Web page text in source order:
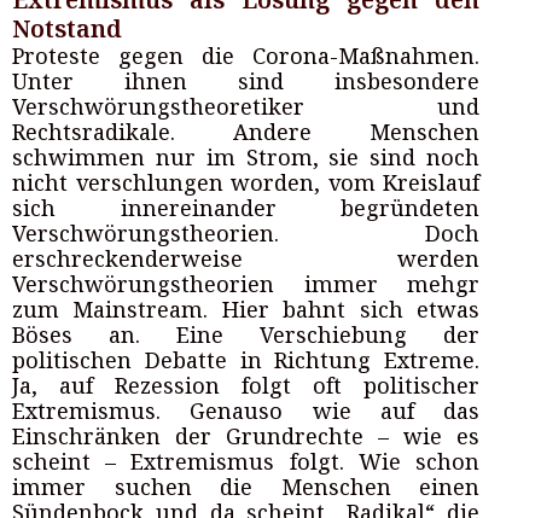
Notstand
Proteste gegen die Corona-Maßnahmen.
Unter ihnen sind insbesondere
Verschwörungstheoretiker und
Rechtsradikale. Andere Menschen
schwimmen nur im Strom, sie sind noch
nicht verschlungen worden, vom Kreislauf
sich innereinander begründeten
Verschwörungstheorien. Doch
erschreckenderweise werden
Verschwörungstheorien immer mehgr
zum Mainstream. Hier bahnt sich etwas
Böses an. Eine Verschiebung der
politischen Debatte in Richtung Extreme.
Ja, auf Rezession folgt oft politischer
Extremismus. Genauso wie auf das
Einschränken der Grundrechte – wie es
scheint – Extremismus folgt. Wie schon
immer suchen die Menschen einen
Sündenbock und da scheint „Radikal“ die